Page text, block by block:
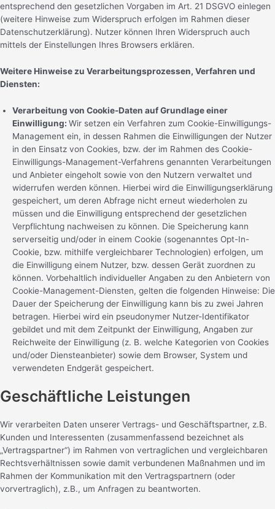
entsprechend den gesetzlichen Vorgaben im Art. 21 DSGVO einlegen
(weitere Hinweise zum Widerspruch erfolgen im Rahmen dieser
Datenschutzerklärung). Nutzer können Ihren Widerspruch auch
mittels der Einstellungen Ihres Browsers erklären.
Weitere Hinweise zu Verarbeitungsprozessen, Verfahren und
Diensten:
Verarbeitung von Cookie-Daten auf Grundlage einer
Einwilligung: Wir setzen ein Verfahren zum Cookie-Einwilligungs-
Management ein, in dessen Rahmen die Einwilligungen der Nutzer
in den Einsatz von Cookies, bzw. der im Rahmen des Cookie-
Einwilligungs-Management-Verfahrens genannten Verarbeitungen
und Anbieter eingeholt sowie von den Nutzern verwaltet und
widerrufen werden können. Hierbei wird die Einwilligungserklärung
gespeichert, um deren Abfrage nicht erneut wiederholen zu
müssen und die Einwilligung entsprechend der gesetzlichen
Verpflichtung nachweisen zu können. Die Speicherung kann
serverseitig und/oder in einem Cookie (sogenanntes Opt-In-
Cookie, bzw. mithilfe vergleichbarer Technologien) erfolgen, um
die Einwilligung einem Nutzer, bzw. dessen Gerät zuordnen zu
können. Vorbehaltlich individueller Angaben zu den Anbietern von
Cookie-Management-Diensten, gelten die folgenden Hinweise: Die
Dauer der Speicherung der Einwilligung kann bis zu zwei Jahren
betragen. Hierbei wird ein pseudonymer Nutzer-Identifikator
gebildet und mit dem Zeitpunkt der Einwilligung, Angaben zur
Reichweite der Einwilligung (z. B. welche Kategorien von Cookies
und/oder Diensteanbieter) sowie dem Browser, System und
verwendeten Endgerät gespeichert.
Geschäftliche Leistungen
Wir verarbeiten Daten unserer Vertrags- und Geschäftspartner, z.B.
Kunden und Interessenten (zusammenfassend bezeichnet als
„Vertragspartner“) im Rahmen von vertraglichen und vergleichbaren
Rechtsverhältnissen sowie damit verbundenen Maßnahmen und im
Rahmen der Kommunikation mit den Vertragspartnern (oder
vorvertraglich), z.B., um Anfragen zu beantworten.